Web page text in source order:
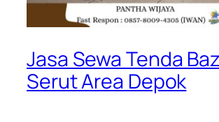
Jasa Sewa Tenda
Serut Area Depok